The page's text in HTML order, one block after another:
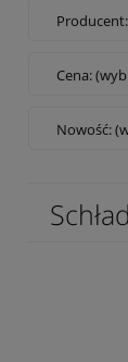
Cena:
Nowość: